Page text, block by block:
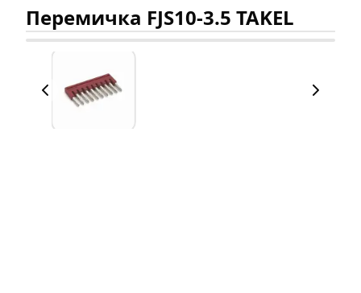
Перемичка FJS10-3.5 TAKEL